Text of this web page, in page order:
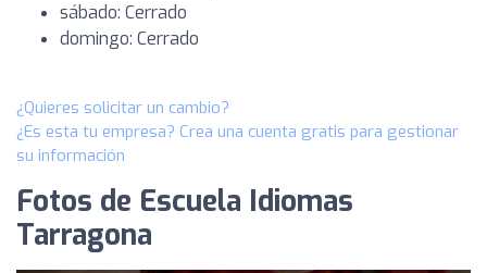
sábado: Cerrado
domingo: Cerrado
¿Quieres solicitar un cambio?
¿Es esta tu empresa? Crea una cuenta gratis para gestionar
su información
Fotos de Escuela Idiomas
Tarragona